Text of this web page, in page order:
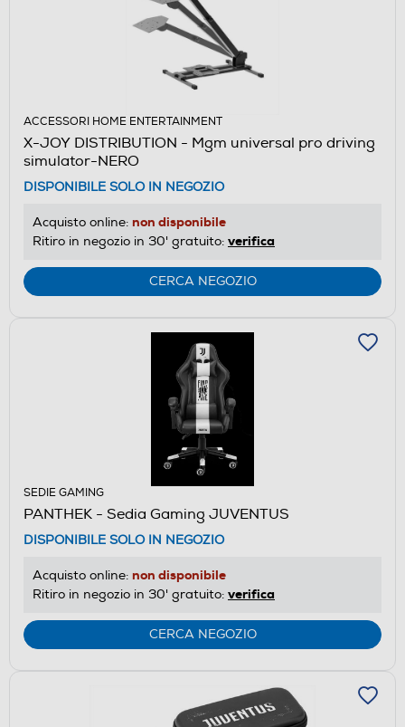
ACCESSORI HOME ENTERTAINMENT
X-JOY DISTRIBUTION - Mgm universal pro driving
simulator-NERO
DISPONIBILE SOLO IN NEGOZIO
Acquisto online: non disponibile
Ritiro in negozio in 30' gratuito: verifica
CERCA NEGOZIO
SEDIE GAMING
PANTHEK - Sedia Gaming JUVENTUS
DISPONIBILE SOLO IN NEGOZIO
Acquisto online: non disponibile
Ritiro in negozio in 30' gratuito: verifica
CERCA NEGOZIO